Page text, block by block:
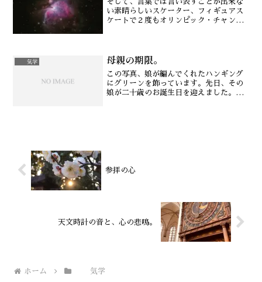
い素晴らしいスケーター、フィギュアス
ケートで２度もオリンピック・チャンピ
ならず世界中の人々を感動の渦に巻き込
んできました。羽生結弦さんの星を気学
で鑑てみると・・・
気学 母親の期限。
この写真、娘が編んでくれたハンギング
にグリーンを飾っています。先日、その
娘が二十歳のお誕生日を迎えました。長
参拝の心
天文時計の音と、心の悲鳴。
ホーム 気学